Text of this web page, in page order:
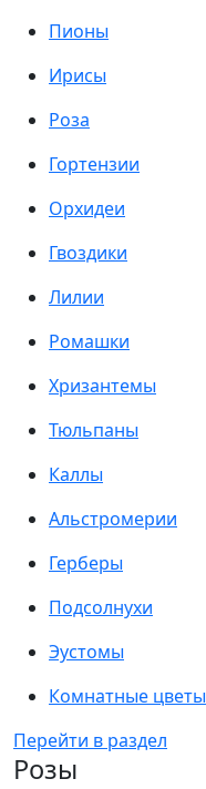
Пионы
Ирисы
Роза
Гортензии
Орхидеи
Гвоздики
Лилии
Ромашки
Хризантемы
Тюльпаны
Каллы
Альстромерии
Герберы
Подсолнухи
Эустомы
Комнатные цветы
Перейти в раздел
Розы